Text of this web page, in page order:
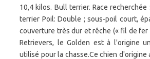
10,4 kilos. Bull terrier. Race
terrier Poil: Double ; sous-poil court,
couverture très dur et rêche (« fil de fer
Retrievers, le Golden est à l'origine
utilisé pour la chasse.Ce chien d'origine